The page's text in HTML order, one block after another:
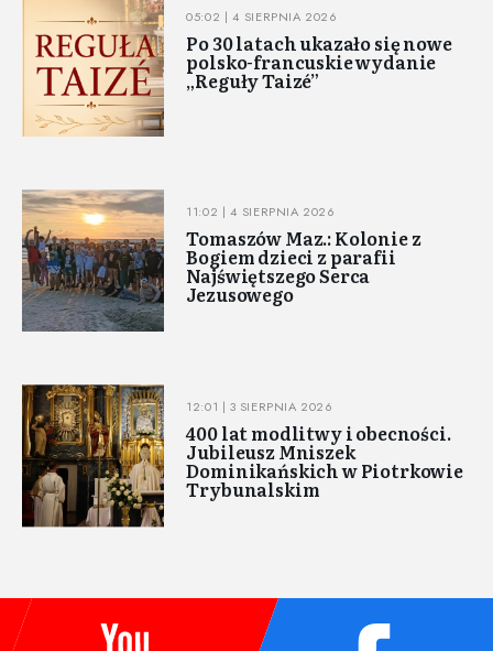
05:02 | 4 SIERPNIA 2026
Po 30 latach ukazało się nowe
polsko-francuskie wydanie
„Reguły Taizé”
11:02 | 4 SIERPNIA 2026
Tomaszów Maz.: Kolonie z
Bogiem dzieci z parafii
Najświętszego Serca
Jezusowego
12:01 | 3 SIERPNIA 2026
400 lat modlitwy i obecności.
Jubileusz Mniszek
Dominikańskich w Piotrkowie
Trybunalskim